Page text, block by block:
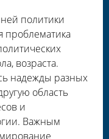
политики
проблематика
возраста.
надежды разных
область
и
Важным